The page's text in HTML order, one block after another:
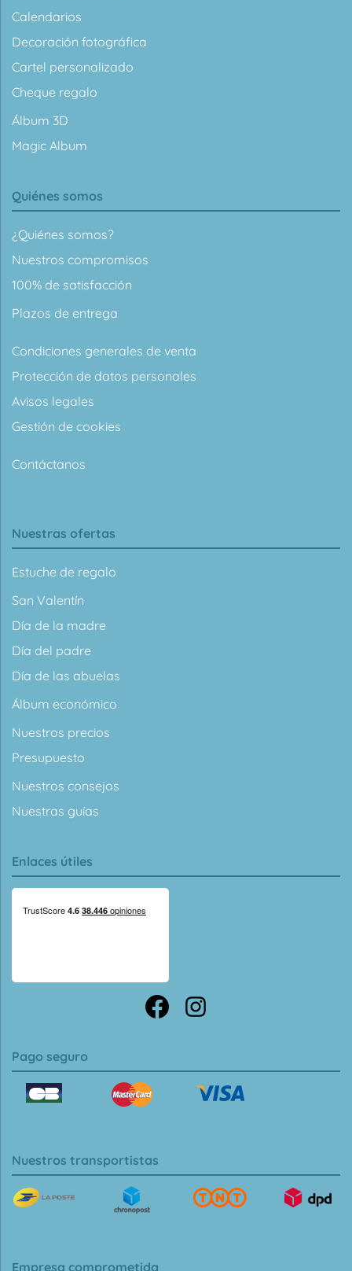
Calendarios
Decoración fotográfica
Cartel personalizado
Cheque regalo
Álbum 3D
Magic Album
Quiénes somos
¿Quiénes somos?
Nuestros compromisos
100% de satisfacción
Plazos de entrega
Condiciones generales de venta
Protección de datos personales
Avisos legales
Gestión de cookies
Contáctanos
Nuestras ofertas
Estuche de regalo
San Valentín
Día de la madre
Día del padre
Día de las abuelas
Álbum económico
Nuestros precios
Presupuesto
Nuestros consejos
Nuestras guías
Enlaces útiles
Pago seguro
Nuestros transportistas
Empresa comprometida